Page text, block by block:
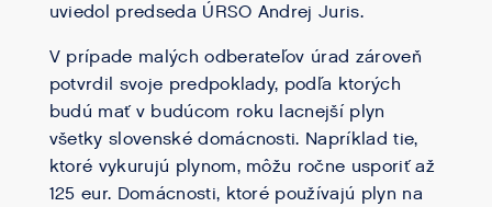
uviedol predseda ÚRSO Andrej Juris.
V prípade malých odberateľov úrad zároveň
potvrdil svoje predpoklady, podľa ktorých
budú mať v budúcom roku lacnejší plyn
všetky slovenské domácnosti. Napríklad tie,
ktoré vykurujú plynom, môžu ročne usporiť až
125 eur. Domácnosti, ktoré používajú plyn na